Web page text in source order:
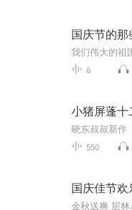
国庆节的
6
550
国庆佳节欢